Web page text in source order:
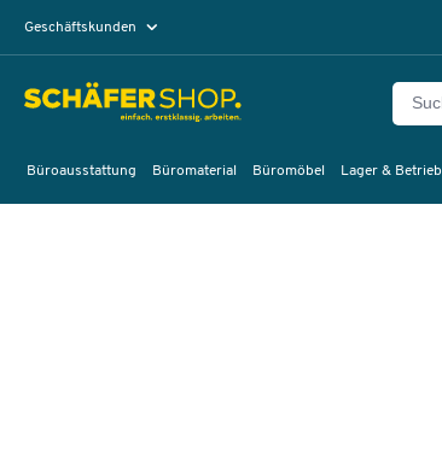
Geschäftskunden
Büroausstattung Büromaterial Büromöbel Lager & Betrieb